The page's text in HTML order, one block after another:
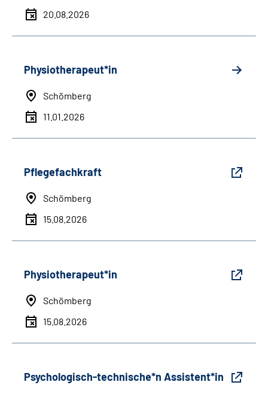
20.08.2026
Physiotherapeut*in
Schömberg
11.01.2026
Pflegefachkraft
Schömberg
15.08.2026
Physiotherapeut*in
Schömberg
15.08.2026
Psychologisch-technische*n Assistent*in